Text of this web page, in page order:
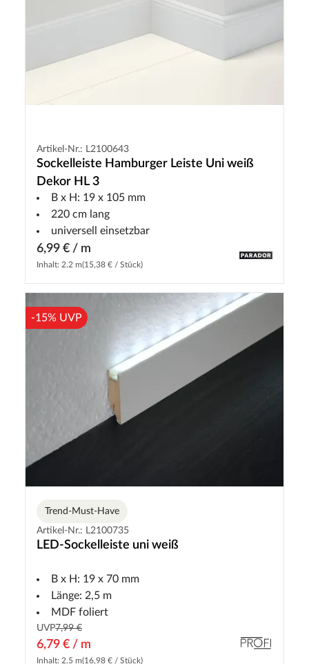
Artikel-Nr.: L2100643
Sockelleiste Hamburger Leiste Uni weiß
Dekor HL 3
B x H: 19 x 105 mm
220 cm lang
universell einsetzbar
6,99 € / m
Inhalt: 2.2 m(15,38 € / Stück)
-15% UVP
Trend-Must-Have
Artikel-Nr.: L2100735
LED-Sockelleiste uni weiß
B x H: 19 x 70 mm
Länge: 2,5 m
MDF foliert
UVP7,99 €
6,79 € / m
Inhalt: 2.5 m(16,98 € / Stück)